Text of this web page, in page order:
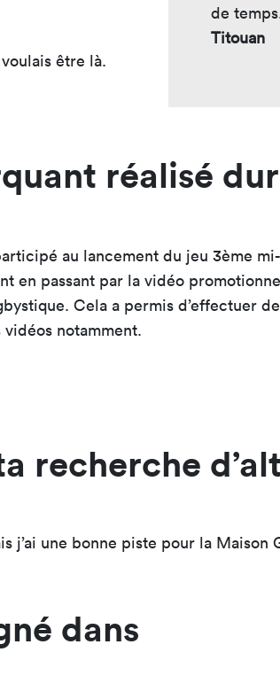
être là.
de
Titouan
réalisé
au lancement du jeu 3ème
en passant par la vidéo
Cela a permis d’effectuer
notamment.
recherche
j’ai une bonne piste pour la Maison
dans